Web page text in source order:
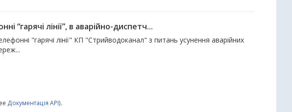
“гарячі лінії”, в аварійно-диспетч...
"гарячі лінії" КП "Стрийводоканал" з питань усунення аварійних
Документація API).